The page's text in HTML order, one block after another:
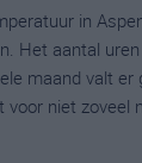
in
Het aantal
maand valt
niet zoveel